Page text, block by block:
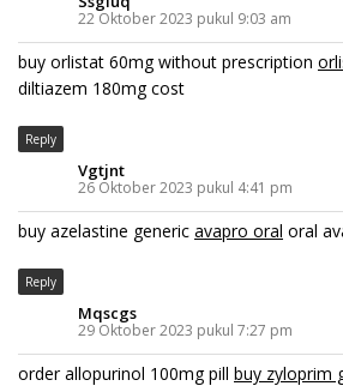
22 Oktober 2023 pukul 9:03 am
buy orlistat 60mg without prescription
diltiazem 180mg cost
Reply
Vgtjnt
26 Oktober 2023 pukul 4:41 pm
buy azelastine generic avapro oral oral
Reply
Mqscgs
29 Oktober 2023 pukul 7:27 pm
order allopurinol 100mg pill buy zyloprim